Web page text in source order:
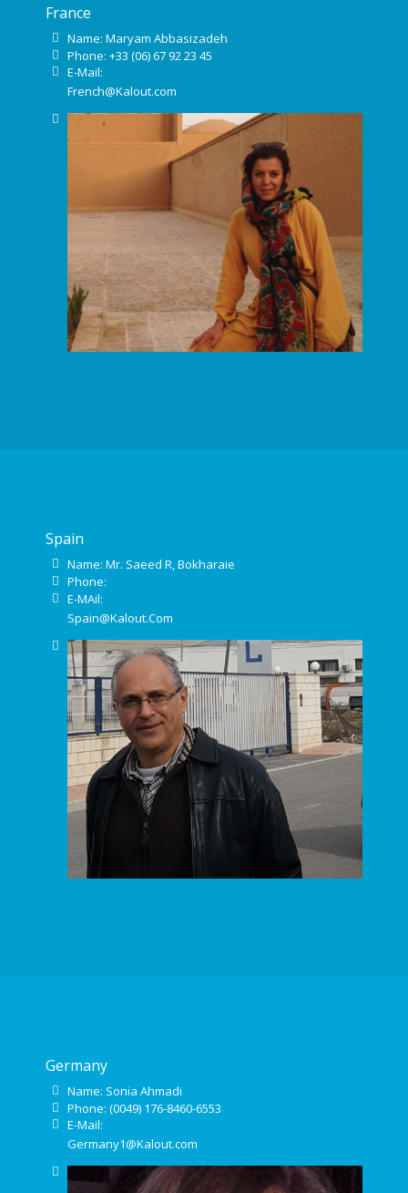
France
Name: Maryam Abbasizadeh
Phone: +33 (06) 67 92 23 45
E-Mail:
French@Kalout.com
Spain
Name: Mr. Saeed R, Bokharaie
Phone:
E-MAil:
Spain@Kalout.Com
Germany
Name: Sonia Ahmadi
Phone: (0049) 176-8460-6553
E-Mail:
Germany1@Kalout.com